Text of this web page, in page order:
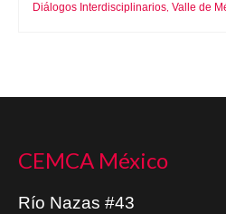
Diálogos Interdisciplinarios, Valle de
CEMCA México
Río Nazas #43